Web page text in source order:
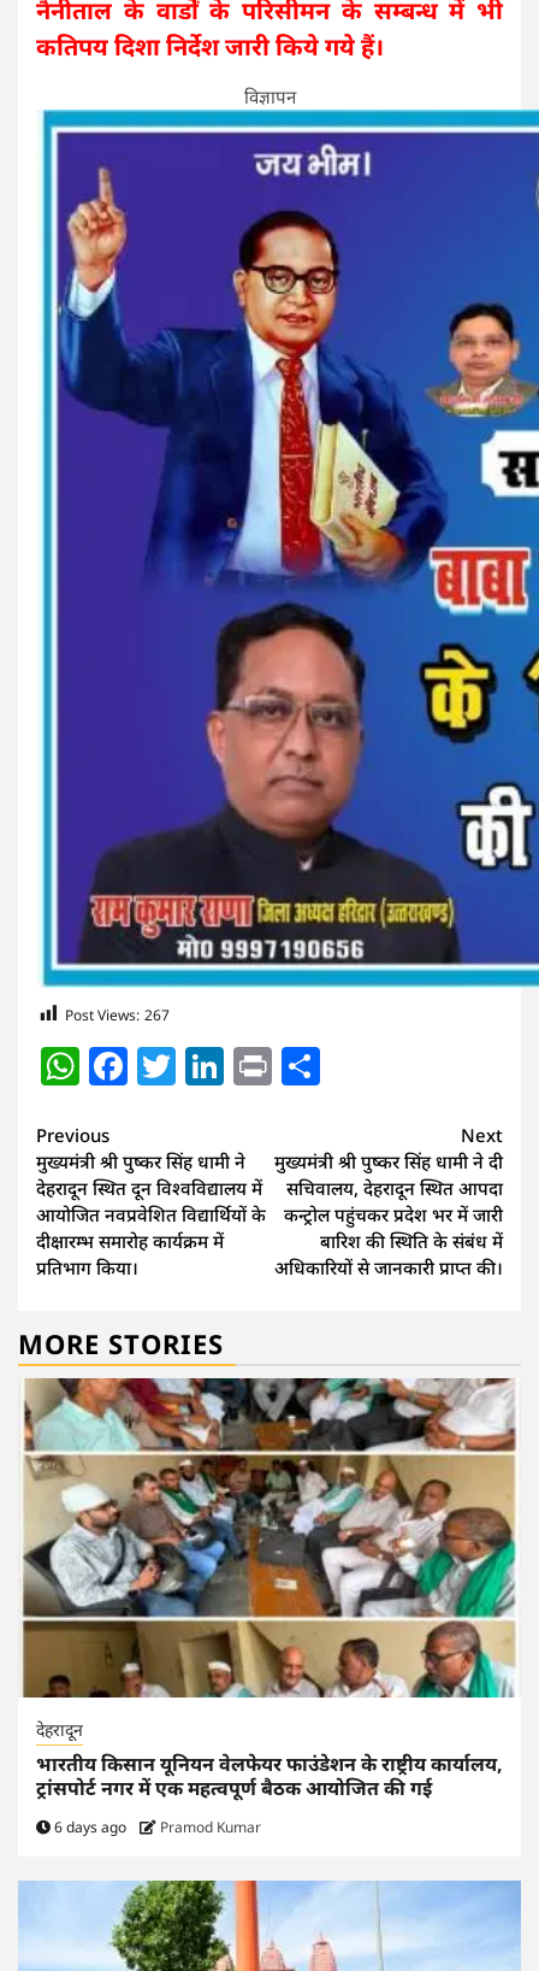
नैनीताल के वार्डों के परिसीमन के सम्बन्ध में भी
कतिपय दिशा निर्देश जारी किये गये हैं।
विज्ञापन
Post Views: 267
WhatsApp
Facebook
Twitter
LinkedIn
Print
Continue
Reading
Previous
मुख्यमंत्री श्री पुष्कर सिंह धामी ने
देहरादून स्थित दून विश्वविद्यालय में
आयोजित नवप्रवेशित विद्यार्थियों के
दीक्षारम्भ समारोह कार्यक्रम में
प्रतिभाग किया।
Next
मुख्यमंत्री श्री पुष्कर सिंह धामी ने दी
सचिवालय, देहरादून स्थित आपदा
कन्ट्रोल पहुंचकर प्रदेश भर में जारी
बारिश की स्थिति के संबंध में
अधिकारियों से जानकारी प्राप्त की।
MORE STORIES
देहरादून
भारतीय किसान यूनियन वेलफेयर फाउंडेशन के राष्ट्रीय कार्यालय,
ट्रांसपोर्ट नगर में एक महत्वपूर्ण बैठक आयोजित की गई
6 days ago Pramod Kumar